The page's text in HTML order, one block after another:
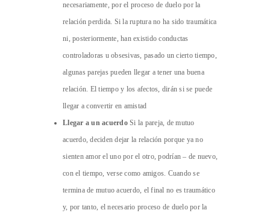
necesariamente, por el proceso de duelo por la
relación perdida. Si la ruptura no ha sido traumática
ni, posteriormente, han existido conductas
controladoras u obsesivas, pasado un cierto tiempo,
algunas parejas pueden llegar a tener una buena
relación. El tiempo y los afectos, dirán si se puede
llegar a convertir en amistad
Llegar a un acuerdoSi la pareja, de mutuo
acuerdo, deciden dejar la relación porque ya no
sienten amor el uno por el otro, podrían – de nuevo,
con el tiempo, verse como amigos. Cuando se
termina de mutuo acuerdo, el final no es traumático
y, por tanto, el necesario proceso de duelo por la